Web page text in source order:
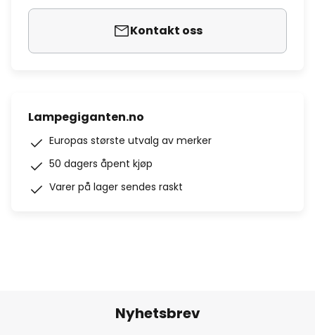
Kontakt oss
Lampegiganten.no
Europas største utvalg av merker
50 dagers åpent kjøp
Varer på lager sendes raskt
Nyhetsbrev